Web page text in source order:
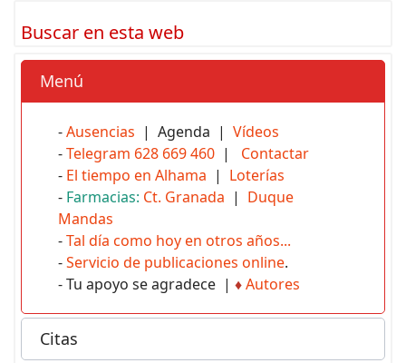
Buscar en esta web
Menú
-Ausencias | Agenda | Vídeos
-Telegram 628 669 460 | Contactar
- El tiempo en Alhama | Loterías
- Farmacias: Ct. Granada | Duque
Mandas
-Tal día como hoy en otros años...
-Servicio de publicaciones online.
- Tu apoyo se agradece | ♦Autores
Citas